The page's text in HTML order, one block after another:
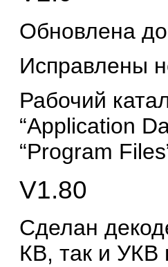
Обновлена
Исправлены
Рабочий
“Application
“Program
V1.80
Сделан
КВ, так и УКВ